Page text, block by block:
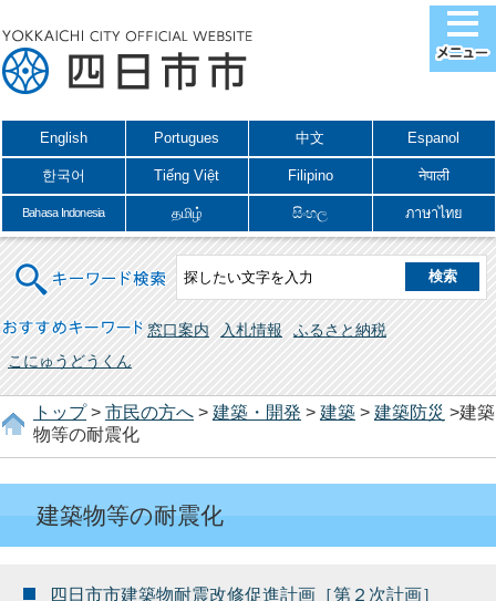
English Portugues 中文 Espanol
한국어 Tiếng Việt Filipino नेपाली
Bahasa Indonesia தமிழ் සිංහල ภาษาไทย
キーワード検索
おすすめキーワード 窓口案内 入札情報
ふるさと納税
こにゅうどうくん
トップ> 市民の方へ > 建築・開発 > 建築 > 建築防災 >建築
物等の耐震化
建築物等の耐震化
四日市市建築物耐震改修促進計画［第２次計画］